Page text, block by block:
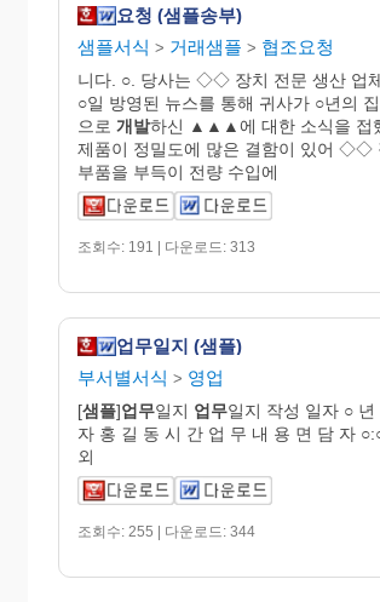
요청 (샘플송부)
샘플서식 > 거래샘플 > 협조요청
니다. ○. 당사는 ◇◇ 장치 전문 생산 업
○일 방영된 뉴스를 통해 귀사가 ○년의
으로 개발하신 ▲▲▲에 대한 소식을 접
제품이 정밀도에 많은 결함이 있어 ◇◇
부품을 부득이 전량 수입에
조회수: 191 | 다운로드: 313
업무일지 (샘플)
부서별서식 > 영업
[샘플]업무일지 업무일지 작성 일자 ○
자 홍 길 동 시 간 업 무 내 용 면 담 자
외
조회수: 255 | 다운로드: 344